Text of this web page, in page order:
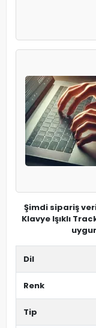
Şimdi sipariş
Klavye Işıklı
Dil
Renk
Tip